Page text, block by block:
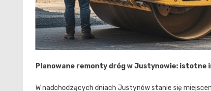
Planowane remonty dróg w Justynowie: istotne
W nadchodzących dniach Justynów stanie się